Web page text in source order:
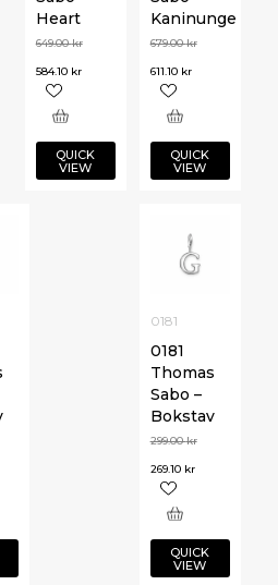
Kaninunge
679.00kr
611.10 kr
QUICK
VIEW
Heart
649.00kr
584.10 kr
QUICK
VIEW
0181
0181
Thomas
Sabo –
Bokstav
299.00kr
269.10 kr
QUICK
VIEW